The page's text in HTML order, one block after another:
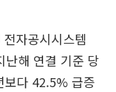
자공시시스템
난해 연결 기준 당
보다 42.5% 급증